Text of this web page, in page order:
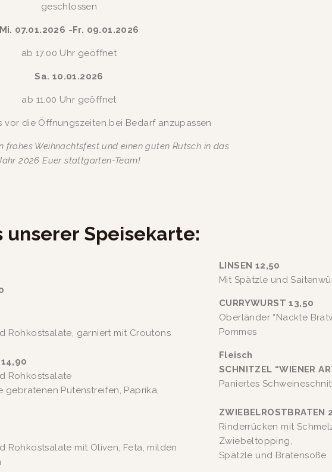
geschlossen
Mi. 07.01.2026 -Fr. 09.01.2026
ab 17.00 Uhr geöffnet
Sa. 10.01.2026
ab 11.00 Uhr geöffnet
vor die Öffnungszeiten bei Bedarf anzupassen
frohes Weihnachtsfest und einen guten Rutsch in das
Jahr 2026 Euer stattgarten-Team!
unserer Speisekarte:
Rohkostsalate, garniert mit Croutons
14,90
Rohkostsalate
gebratenen Putenstreifen, Paprika,
Rohkostsalate mit Oliven, Feta, milden
LINSEN 12,50
Mit Spätzle und
CURRYWURST 13,50
Oberländer “Nackte
Pommes
Fleisch
SCHNITZEL “WIENER
Paniertes
ZWIEBELROSTBRATEN
Rinderrücken mit
Zwiebeltopping,
Spätzle und Bratensoße